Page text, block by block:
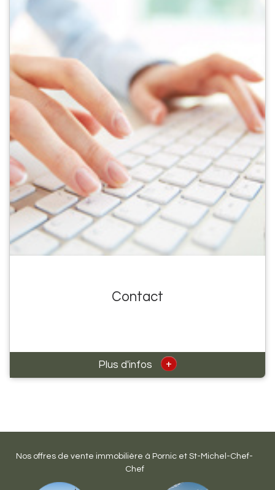
Contact
Plus d'infos +
Nos offres de vente immobilière à Pornic et St-Michel-Chef-
Chef